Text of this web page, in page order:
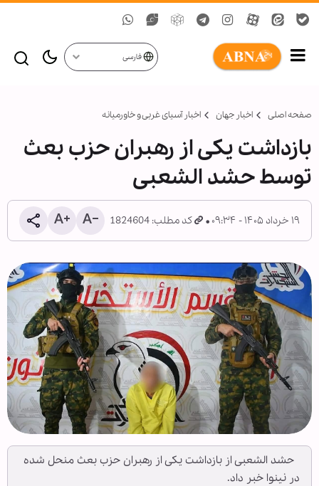
فارسی
صفحه اصلی اخبار جهان اخبار آسیای غربی و خاورمیانه
بازداشت یکی از رهبران حزب بعث
توسط حشد الشعبی
۱۹ خرداد ۱۴۰۵ - ۰۹:۳۴ کد مطلب: 1824604
حشد الشعبی از بازداشت یکی از رهبران حزب بعث منحل‌ شده
در نینوا خبر داد.